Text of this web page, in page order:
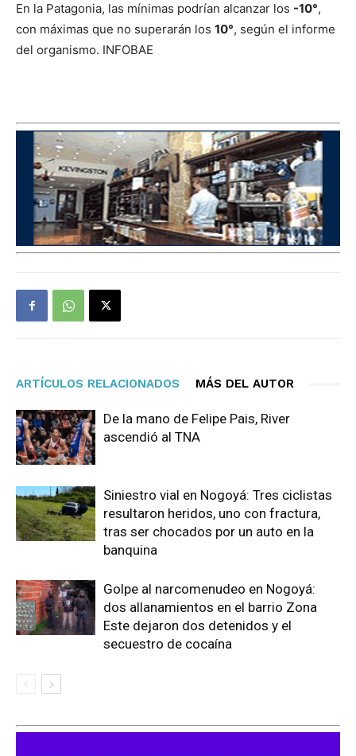
En la Patagonia, las mínimas podrían alcanzar los -10°,
con máximas que no superarán los 10°, según el informe
del organismo. INFOBAE
ARTÍCULOS RELACIONADOS MÁS DEL AUTOR
De la mano de Felipe Pais, River
ascendió al TNA
Siniestro vial en Nogoyá: Tres ciclistas
resultaron heridos, uno con fractura,
tras ser chocados por un auto en la
banquina
Golpe al narcomenudeo en Nogoyá:
dos allanamientos en el barrio Zona
Este dejaron dos detenidos y el
secuestro de cocaína